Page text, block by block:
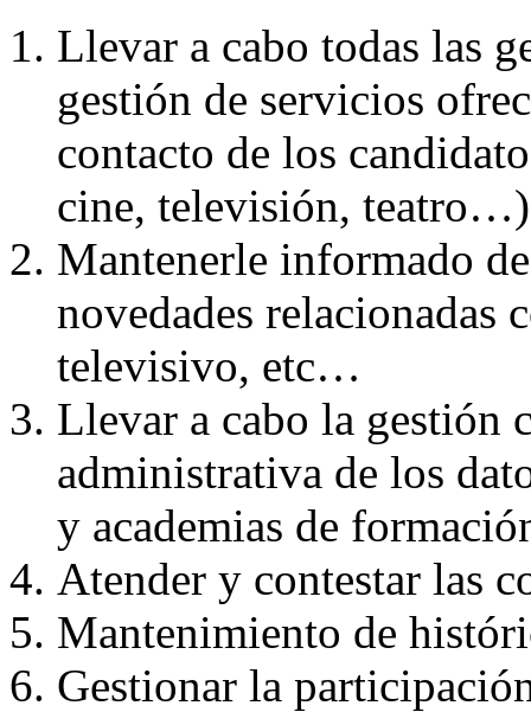
Llevar a cabo todas las
gestión de servicios
contacto de los
cine, televisión,
Mantenerle informado
novedades relacionadas
televisivo, etc…
Llevar a cabo la gestión
administrativa de los
y academias de
Atender y contestar las
Mantenimiento de
Gestionar la